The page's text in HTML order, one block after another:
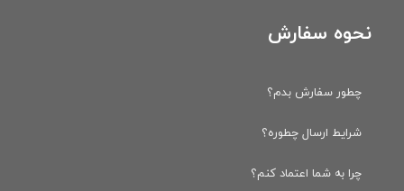
نحوه سفارش
چطور سفارش بدم؟
شرایط ارسال چطوره؟
چرا به شما اعتماد کنم؟